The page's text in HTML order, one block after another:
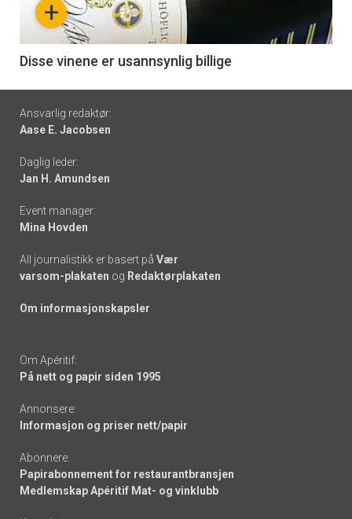
6
+
Disse vinene er usannsynlig billige
Footer
-
links
Ansvarlig redaktør:
Aase E. Jacobsen
Daglig leder:
Jan H. Amundsen
Event manager:
Mina Hovden
All journalistikk er basert på Vær
varsom-plakaten og Redaktørplakaten
Om informasjonskapsler
Om Apéritif:
På nett og papir siden 1995
Annonsere:
Informasjon og priser nett/papir
Abonnere:
Papirabonnement for restaurantbransjen
Medlemskap Apéritif Mat- og vinklubb